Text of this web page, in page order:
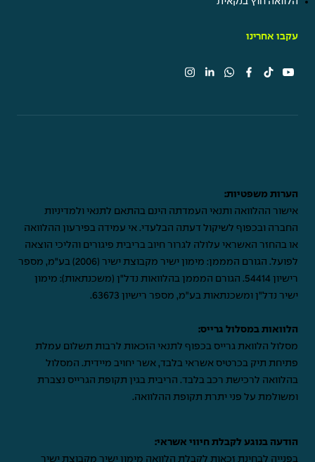
עקבו אחרינו
הערות משפטיות:
אישור ההלוואה ותנאי העמדתה הינם בהתאם לתנאי ולמדיניות
החברה ובכפוף לשיקול דעתה הבלעדי. אי עמידה בפירעון ההלוואה
או בהחזר האשראי עלולה לגרור חיוב בריבית פיגורים והליכי הוצאה
לפועל. הגורם המממן: מימון ישיר מקבוצת ישיר (2006) בע"מ, מספר
רישיון 54414. הגורם המממן בהלוואות נדל"ן (משכנתאות): מימון
ישיר נדל"ן ומשכנתאות בע"מ, מספר רישיון 63673.
הלוואות במסלול גרייס:
מסלול הלוואת גרייס בכפוף לתנאי הזכאות לרבות תשלום עמלת
פתיחת תיק בכרטיס אשראי בלבד, אשר יחויב מיידית. המסלול
בהלוואה לרכישת רכב בלבד. הריבית בגין תקופת הגרייס נצברת
ומשולמת על פני יתרת תקופת ההלוואה.
הודעה בנוגע לקבלת חיווי אשראי:
בפנייה לבחינת זכאות לקבלת הלוואה מימון ישיר מקבוצת ישיר